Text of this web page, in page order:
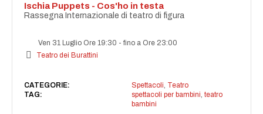
Ischia Puppets - Cos'ho in testa
Rassegna Internazionale di teatro di figura
Ven 31 Luglio Ore 19:30 -fino a Ore 23:00
Teatro dei Burattini
CATEGORIE: Spettacoli Teatro
TAG:
spettacoli per bambini teatro
bambini